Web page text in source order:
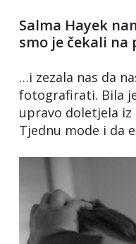
Salma Hayek
smo je čekali
…i zezala nas da
fotografirati. Bila
upravo doletjela iz
Tjednu mode i da